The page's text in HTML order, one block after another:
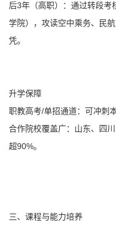
后3年（高职）：通过转段考
学院），攻读空中乘务、民
凭。
升学保障
职教高考/单招通道：可冲刺
合作院校覆盖广：山东、四
超90%。
三、课程与能力培养